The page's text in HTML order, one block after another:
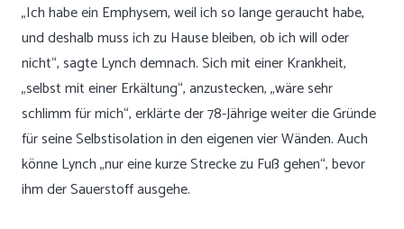
„Ich habe ein Emphysem, weil ich so lange geraucht habe,
und deshalb muss ich zu Hause bleiben, ob ich will oder
nicht“, sagte Lynch demnach. Sich mit einer Krankheit,
„selbst mit einer Erkältung“, anzustecken, „wäre sehr
schlimm für mich“, erklärte der 78-Jährige weiter die Gründe
für seine Selbstisolation in den eigenen vier Wänden. Auch
könne Lynch „nur eine kurze Strecke zu Fuß gehen“, bevor
ihm der Sauerstoff ausgehe.